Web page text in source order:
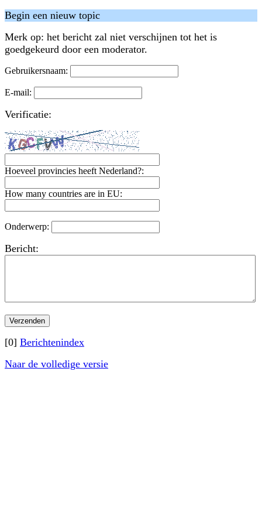
Begin een nieuw topic
Merk op: het bericht zal niet verschijnen tot het is
goedgekeurd door een moderator.
Gebruikersnaam:
E-mail:
Verificatie:
Hoeveel provincies heeft Nederland?:
How many countries are in EU:
Onderwerp:
Bericht:
[0] Berichtenindex
Naar de volledige versie